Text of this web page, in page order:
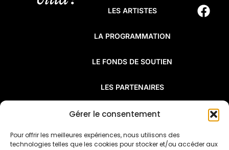
Gérer le consentement
Pour offrir les meilleures expériences, nous utilisons des
technologies telles que les cookies pour stocker et/ou accéder aux
LES ARTISTES
LA PROGRAMMATION
LE FONDS DE SOUTIEN
LES PARTENAIRES
FAQ
¡Viva Villa! est un réseau de résidences